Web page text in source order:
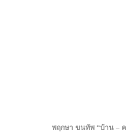
พฤกษา ขนทัพ “บ้าน – ค